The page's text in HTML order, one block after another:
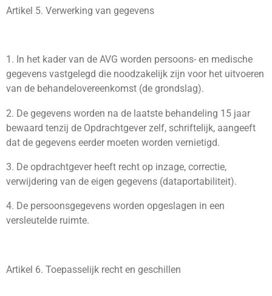
Artikel 5. Verwerking van gegevens
1. In het kader van de AVG worden persoons- en medische
gegevens vastgelegd die noodzakelijk zijn voor het uitvoeren
van de behandelovereenkomst (de grondslag).
2. De gegevens worden na de laatste behandeling 15 jaar
bewaard tenzij de Opdrachtgever zelf, schriftelijk, aangeeft
dat de gegevens eerder moeten worden vernietigd.
3. De opdrachtgever heeft recht op inzage, correctie,
verwijdering van de eigen gegevens (dataportabiliteit).
4. De persoonsgegevens worden opgeslagen in een
versleutelde ruimte.
Artikel 6. Toepasselijk recht en geschillen